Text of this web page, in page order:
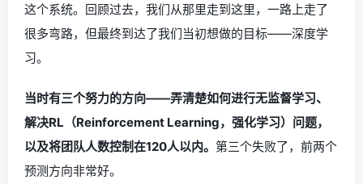
这个系统。回顾过去，我们从那里走到这里，一路上走了
很多弯路，但最终到达了我们当初想做的目标——深度学
习。
当时有三个努力的方向——弄清楚如何进行无监督学习、
解决RL（Reinforcement Learning，强化学习）问题，
以及将团队人数控制在120人以内。 第三个失败了，前两个
预测方向非常好。